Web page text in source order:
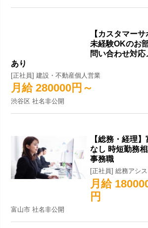
【カスタマー
未経験OKのお
問い合わせ対
あり
[正社員] 建設・不動産個人営業
月給 280000円～
渋谷区 社名非公開
【総務・経理
なし 時短勤務
事務職
[正社員] 総務アシス
月給
円
富山市 社名非公開